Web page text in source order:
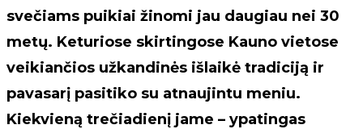
svečiams puikiai žinomi jau daugiau nei 30
metų. Keturiose skirtingose Kauno vietose
veikiančios užkandinės išlaikė tradiciją ir
pavasarį pasitiko su atnaujintu meniu.
Kiekvieną trečiadienį jame – ypatingas